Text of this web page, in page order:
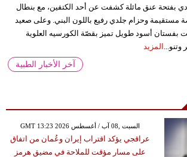
بفتحة عنق مائلة كشفت عن أحد الكتفين، مع بنطال
مستقيمة وحزام جلدي رفيع باللون البني. وعلى صعيد
بفستان أسود طويل تميز بقصّة الكورسيه العلوية
المزيد
آخر الأخبار الطبية
GMT 13:23 2026 السبت ,08 آب / أغسطس
عراقجي يؤكد اقتراب إيران وعُمان من اتفاق
على مسار مؤقت للملاحة في مضيق هرمز